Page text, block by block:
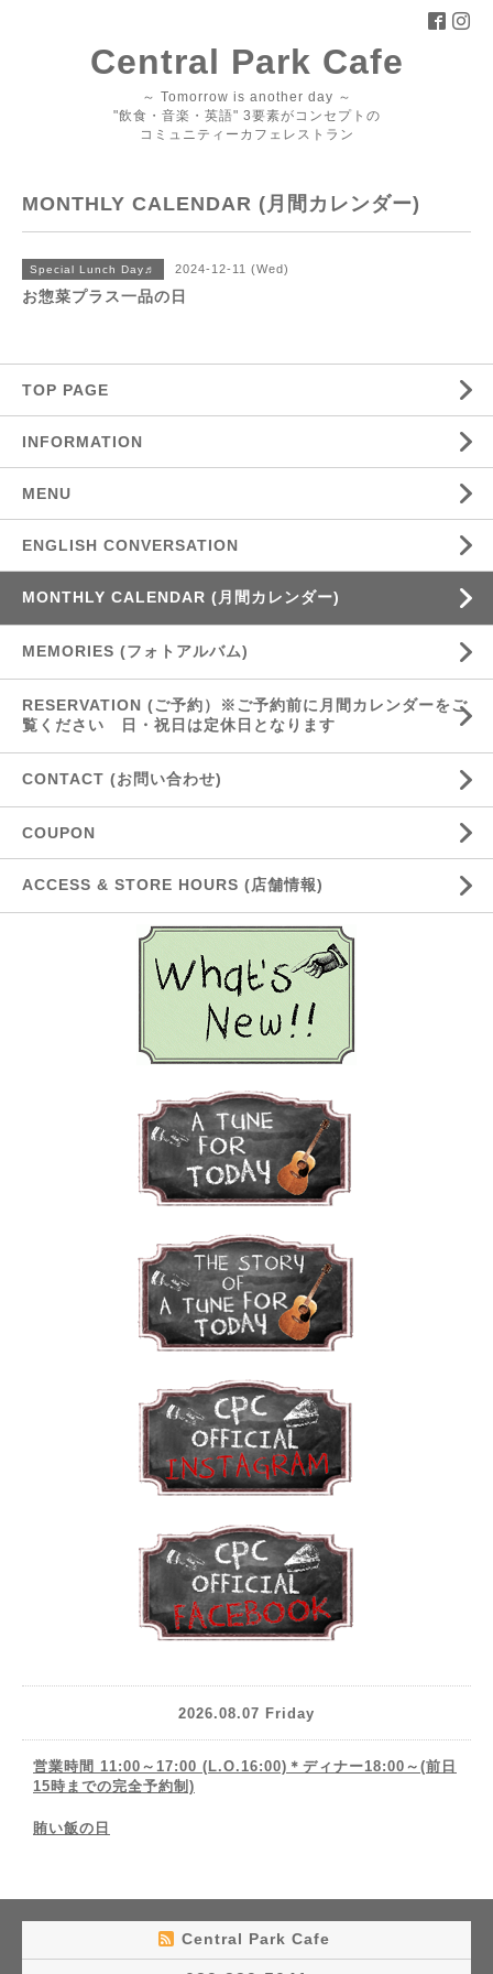
Central Park Cafe
～ Tomorrow is another day ～
"飲食・音楽・英語" 3要素がコンセプトの
コミュニティーカフェレストラン
MONTHLY CALENDAR (月間カレンダー)
Special Lunch Day♬ 2024-12-11 (Wed)
お惣菜プラス一品の日
TOP PAGE
INFORMATION
MENU
ENGLISH CONVERSATION
MONTHLY CALENDAR (月間カレンダー)
MEMORIES (フォトアルバム)
RESERVATION (ご予約）※ご予約前に月間カレンダーをご
覧ください 日・祝日は定休日となります
CONTACT (お問い合わせ)
COUPON
ACCESS & STORE HOURS (店舗情報)
2026.08.07 Friday
営業時間 11:00～17:00 (L.O.16:00)＊ディナー18:00～(前日
15時までの完全予約制)
賄い飯の日
Central Park Cafe